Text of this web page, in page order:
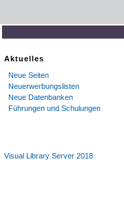
Aktuelles
Neue Seiten
Neuerwerbungslisten
Neue Datenbanken
Führungen und Schulungen
Visual Library Server 2018